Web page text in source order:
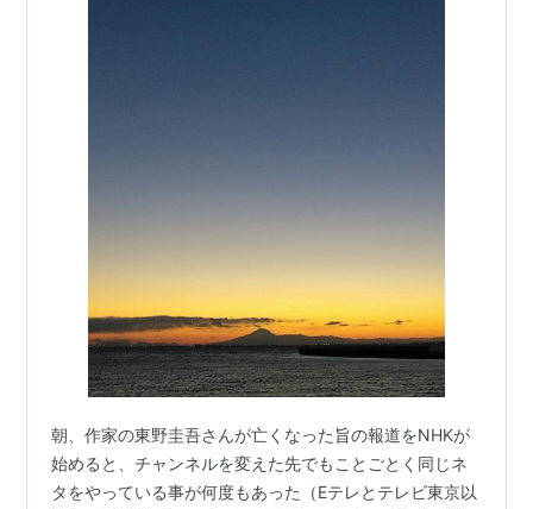
ー、マニアが中心である。
アナログ デジタル
う
ョン
コールサイ
JOTX-TV JOTX-DTV
朝、作家の東野圭吾さんが亡くなった旨の報道をNHKが
始めると、チャンネルを変えた先でもことごとく同じネ
タをやっている事が何度もあった（Eテレとテレビ東京以